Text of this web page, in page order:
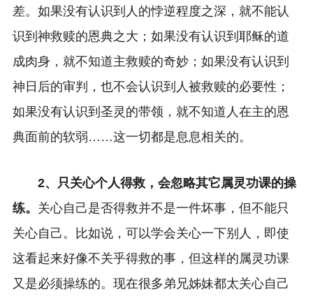
差。如果没有认识到人的悖逆程度之深，就不能认
识到神救赎的恩典之大；如果没有认识到耶稣的道
成肉身，就不知道主救赎的奇妙；如果没有认识到
神日后的审判，也不会认识到人被救赎的必要性；
如果没有认识到圣灵的带领，就不知道人在主的恩
典面前的软弱……这一切都是息息相关的。
2、只关心个人得救，会忽略其它属灵功课的操
练。 关心自己是否得救并不是一件坏事，但不能只
关心自己。比如说，可以学会关心一下别人，即使
这看起来好像不关乎得救的事，但这样的属灵功课
又是必须操练的。现在很多弟兄姊妹都太关心自己